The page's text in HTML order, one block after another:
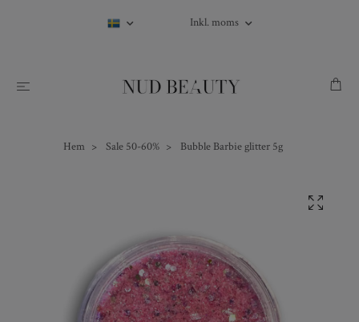
Inkl. moms
Hem Sale 50-60% Bubble Barbie glitter 5g